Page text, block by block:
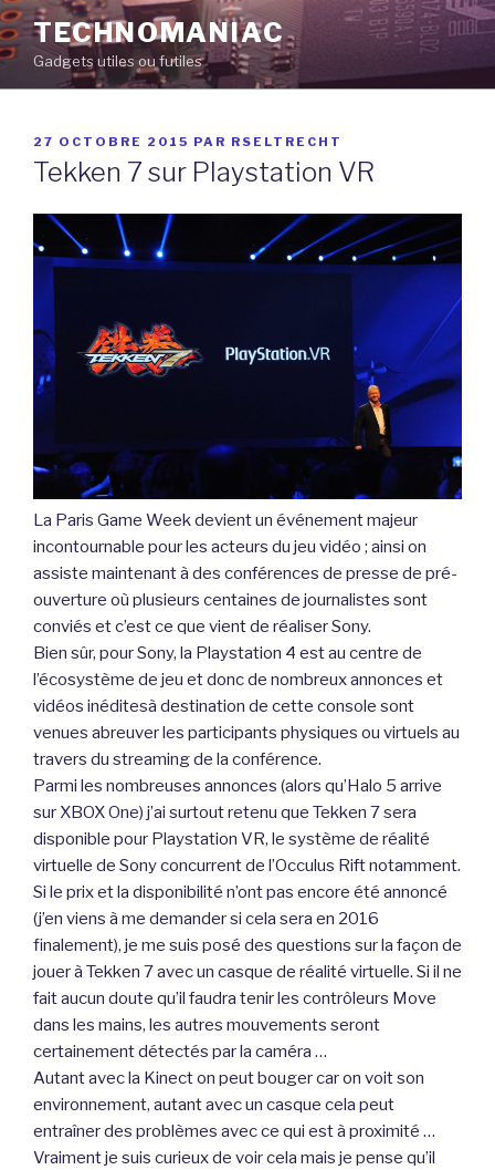
Aller
au
contenu
principal
TECHNOMANIAC
Gadgets utiles ou futiles
PUBLIÉ
LE
27 OCTOBRE 2015 PAR RSELTRECHT
Tekken 7 sur Playstation VR
La Paris Game Week devient un événement majeur
incontournable pour les acteurs du jeu vidéo ; ainsi on
assiste maintenant à des conférences de presse de pré-
ouverture où plusieurs centaines de journalistes sont
conviés et c’est ce que vient de réaliser Sony.
Bien sûr, pour Sony, la Playstation 4 est au centre de
l’écosystème de jeu et donc de nombreux annonces et
vidéos inéditesà destination de cette console sont
venues abreuver les participants physiques ou virtuels au
travers du streaming de la conférence.
Parmi les nombreuses annonces (alors qu’Halo 5 arrive
sur XBOX One) j’ai surtout retenu que Tekken 7 sera
disponible pour Playstation VR, le système de réalité
virtuelle de Sony concurrent de l’Occulus Rift notamment.
Si le prix et la disponibilité n’ont pas encore été annoncé
(j’en viens à me demander si cela sera en 2016
finalement), je me suis posé des questions sur la façon de
jouer à Tekken 7 avec un casque de réalité virtuelle. Si il ne
fait aucun doute qu’il faudra tenir les contrôleurs Move
dans les mains, les autres mouvements seront
certainement détectés par la caméra …
Autant avec la Kinect on peut bouger car on voit son
environnement, autant avec un casque cela peut
entraîner des problèmes avec ce qui est à proximité …
Vraiment je suis curieux de voir cela mais je pense qu’il